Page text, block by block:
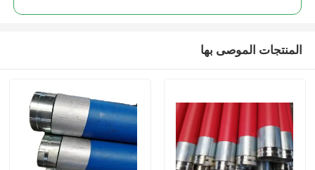
المنتجات الموصى بها